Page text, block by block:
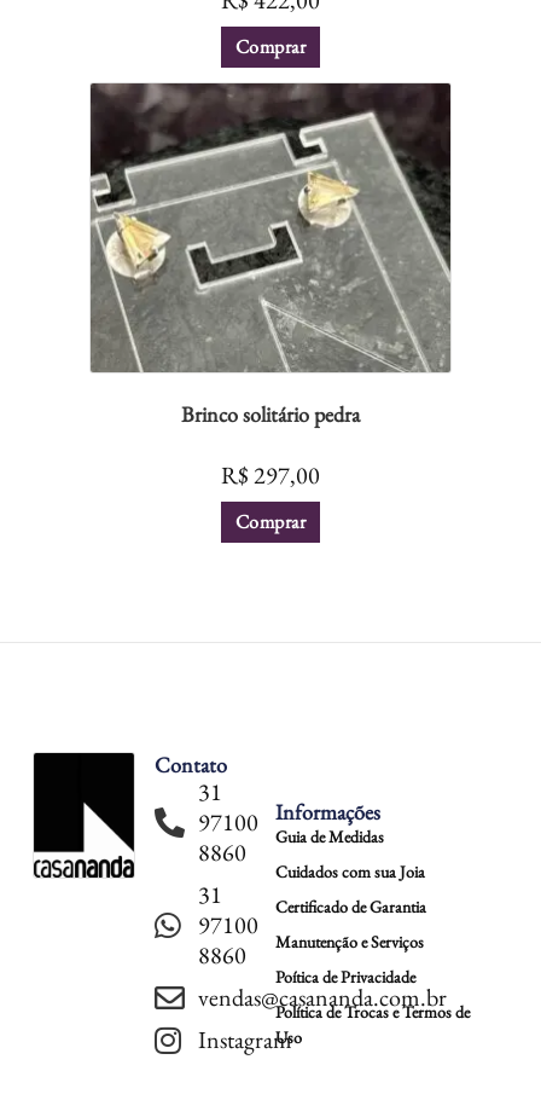
Comprar
Brinco solitário pedra
R$297,00
Comprar
Contato
31
97100
8860
31
97100
8860
vendas@casananda.com.br
Instagram
Informações
Guia de Medidas
Cuidados com sua Joia
Certificado de Garantia
Manutenção e Serviços
Poítica de Privacidade
Política de Trocas e Termos de
Uso